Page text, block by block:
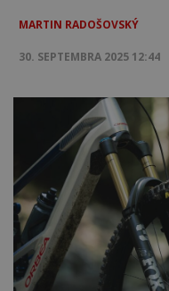
MARTIN RADOŠOVSKÝ
30. SEPTEMBRA 2025 12:44